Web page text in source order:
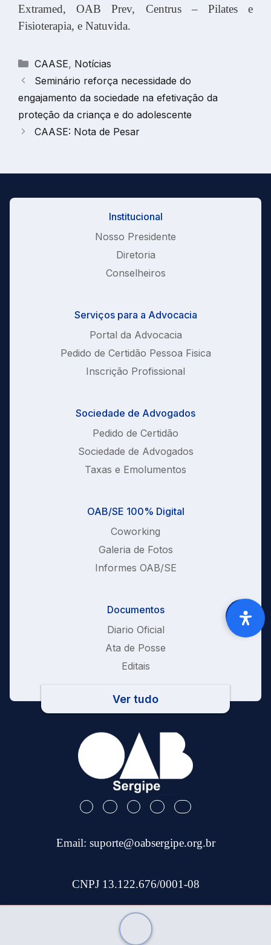
Extramed, OAB Prev, Centrus – Pilates e
Fisioterapia, e Natuvida.
Categorias
CAASE, Notícias
Seminário reforça necessidade do
engajamento da sociedade na efetivação da
proteção da criança e do adolescente
CAASE: Nota de Pesar
Institucional
Nosso Presidente
Diretoria
Conselheiros
Serviços para a Advocacia
Portal da Advocacia
Pedido de Certidão Pessoa Fisica
Inscrição Profissional
Sociedade de Advogados
Pedido de Certidão
Sociedade de Advogados
Taxas e Emolumentos
OAB/SE 100% Digital
Coworking
Galeria de Fotos
Informes OAB/SE
Documentos
Diario Oficial
Ata de Posse
Editais
Ver tudo
Email: suporte@oabsergipe.org.br
CNPJ 13.122.676/0001-08
Telefone: (79) 3301-9100